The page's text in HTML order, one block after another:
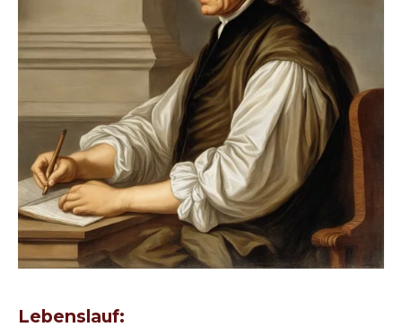
Lebenslauf: